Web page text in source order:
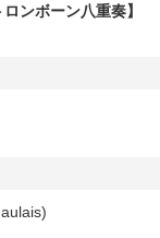
ロンボーン八重奏】